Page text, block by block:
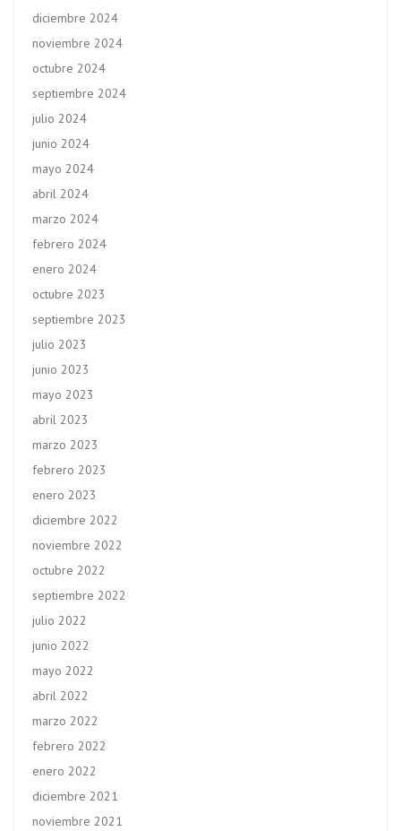
diciembre 2024
noviembre 2024
octubre 2024
septiembre 2024
julio 2024
junio 2024
mayo 2024
abril 2024
marzo 2024
febrero 2024
enero 2024
octubre 2023
septiembre 2023
julio 2023
junio 2023
mayo 2023
abril 2023
marzo 2023
febrero 2023
enero 2023
diciembre 2022
noviembre 2022
octubre 2022
septiembre 2022
julio 2022
junio 2022
mayo 2022
abril 2022
marzo 2022
febrero 2022
enero 2022
diciembre 2021
noviembre 2021